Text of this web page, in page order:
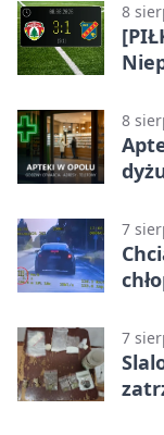
8
ligi
8
7
7